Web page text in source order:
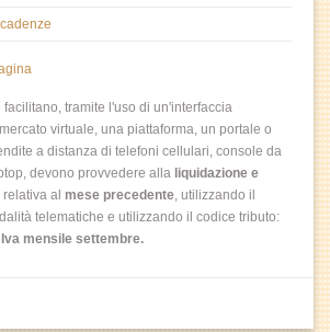
facilitano, tramite l'uso di un'interfaccia
virtuale, una piattaforma, un portale o
a distanza di telefoni cellulari, console da
devono provvedere alla liquidazione e
relativa al mese precedente, utilizzando il
telematiche e utilizzando il codice tributo:
mensile settembre.